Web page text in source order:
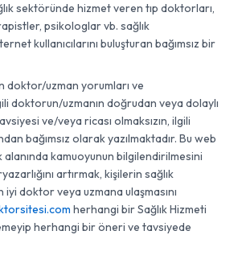
sektöründe hizmet veren tıp doktorları,
psikologlar vb. sağlık
kullanıcılarını buluşturan bağımsız bir
doktor/uzman yorumları ve
doktorun/uzmanın doğrudan veya dolaylı
ve/veya ricası olmaksızın, ilgili
bağımsız olarak yazılmaktadır. Bu web
alanında kamuoyunun bilgilendirilmesini
artırmak, kişilerin sağlık
iyi doktor veya uzmana ulaşmasını
herhangi bir Sağlık Hizmeti
herhangi bir öneri ve tavsiyede